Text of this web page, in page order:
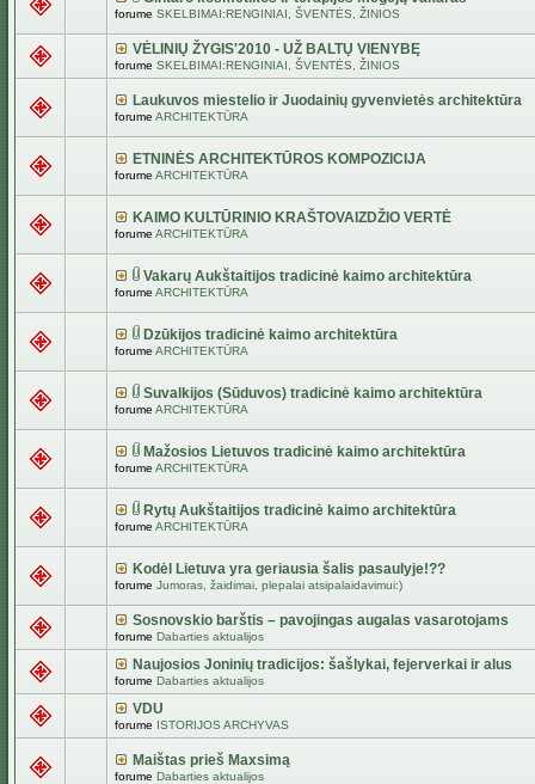
forume SKELBIMAI:RENGINIAI, ŠVENTĖS, ŽINIOS
VĖLINIŲ ŽYGIS'2010 - UŽ BALTŲ VIENYBĘ
forume SKELBIMAI:RENGINIAI, ŠVENTĖS, ŽINIOS
Laukuvos miestelio ir Juodainių gyvenvietės architektūra
forume ARCHITEKTŪRA
ETNINĖS ARCHITEKTŪROS KOMPOZICIJA
forume ARCHITEKTŪRA
KAIMO KULTŪRINIO KRAŠTOVAIZDŽIO VERTĖ
forume ARCHITEKTŪRA
Vakarų Aukštaitijos tradicinė kaimo architektūra
forume ARCHITEKTŪRA
Dzūkijos tradicinė kaimo architektūra
forume ARCHITEKTŪRA
Suvalkijos (Sūduvos) tradicinė kaimo architektūra
forume ARCHITEKTŪRA
Mažosios Lietuvos tradicinė kaimo architektūra
forume ARCHITEKTŪRA
Rytų Aukštaitijos tradicinė kaimo architektūra
forume ARCHITEKTŪRA
Kodėl Lietuva yra geriausia šalis pasaulyje!??
forume Jumoras, žaidimai, plepalai atsipalaidavimui:)
Sosnovskio barštis – pavojingas augalas vasarotojams
forume Dabarties aktualijos
Naujosios Joninių tradicijos: šašlykai, fejerverkai ir alus
forume Dabarties aktualijos
VDU
forume ISTORIJOS ARCHYVAS
Maištas prieš Maxsimą
forume Dabarties aktualijos